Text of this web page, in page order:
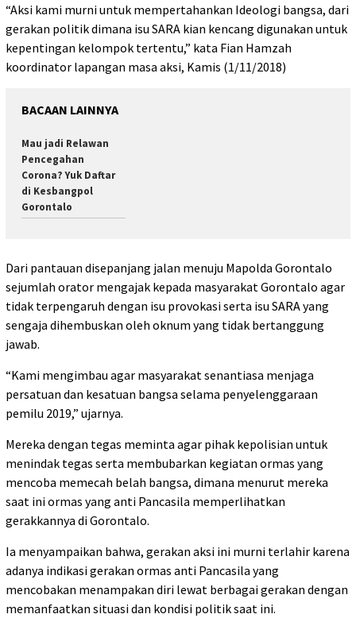
“Aksi kami murni untuk mempertahankan Ideologi bangsa, dari
gerakan politik dimana isu SARA kian kencang digunakan untuk
kepentingan kelompok tertentu,” kata Fian Hamzah
koordinator lapangan masa aksi, Kamis (1/11/2018)
BACAAN LAINNYA
Mau jadi Relawan
Pencegahan
Corona? Yuk Daftar
di Kesbangpol
Gorontalo
Dari pantauan disepanjang jalan menuju Mapolda Gorontalo
sejumlah orator mengajak kepada masyarakat Gorontalo agar
tidak terpengaruh dengan isu provokasi serta isu SARA yang
sengaja dihembuskan oleh oknum yang tidak bertanggung
jawab.
“Kami mengimbau agar masyarakat senantiasa menjaga
persatuan dan kesatuan bangsa selama penyelenggaraan
pemilu 2019,” ujarnya.
Mereka dengan tegas meminta agar pihak kepolisian untuk
menindak tegas serta membubarkan kegiatan ormas yang
mencoba memecah belah bangsa, dimana menurut mereka
saat ini ormas yang anti Pancasila memperlihatkan
gerakkannya di Gorontalo.
Ia menyampaikan bahwa, gerakan aksi ini murni terlahir karena
adanya indikasi gerakan ormas anti Pancasila yang
mencobakan menampakan diri lewat berbagai gerakan dengan
memanfaatkan situasi dan kondisi politik saat ini.